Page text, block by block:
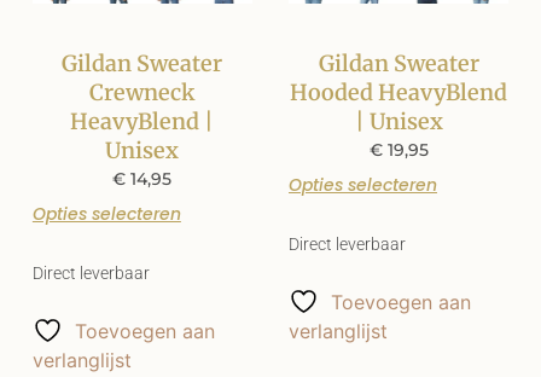
Gildan Sweater
Crewneck
HeavyBlend |
Unisex
€ 14,95
Opties selecteren
Direct leverbaar
Toevoegen aan
verlanglijst
Gildan Sweater
Hooded HeavyBlend
| Unisex
€19,95
Opties selecteren
Direct leverbaar
Toevoegen aan
verlanglijst